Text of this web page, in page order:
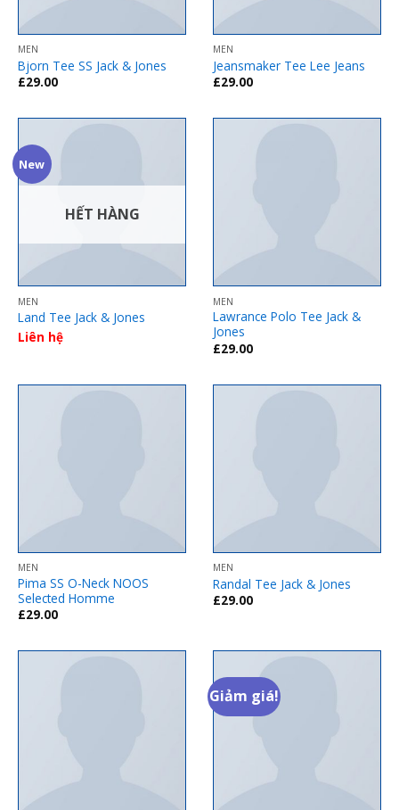
MEN
Bjorn Tee SS Jack & Jones
£29.00
MEN
Jeansmaker Tee Lee Jeans
£29.00
New
HẾT HÀNG
MEN
Land Tee Jack & Jones
Liên hệ
MEN
Lawrance Polo Tee Jack &
Jones
£29.00
MEN
Pima SS O-Neck NOOS
Selected Homme
£29.00
MEN
Randal Tee Jack & Jones
£29.00
Giảm giá!